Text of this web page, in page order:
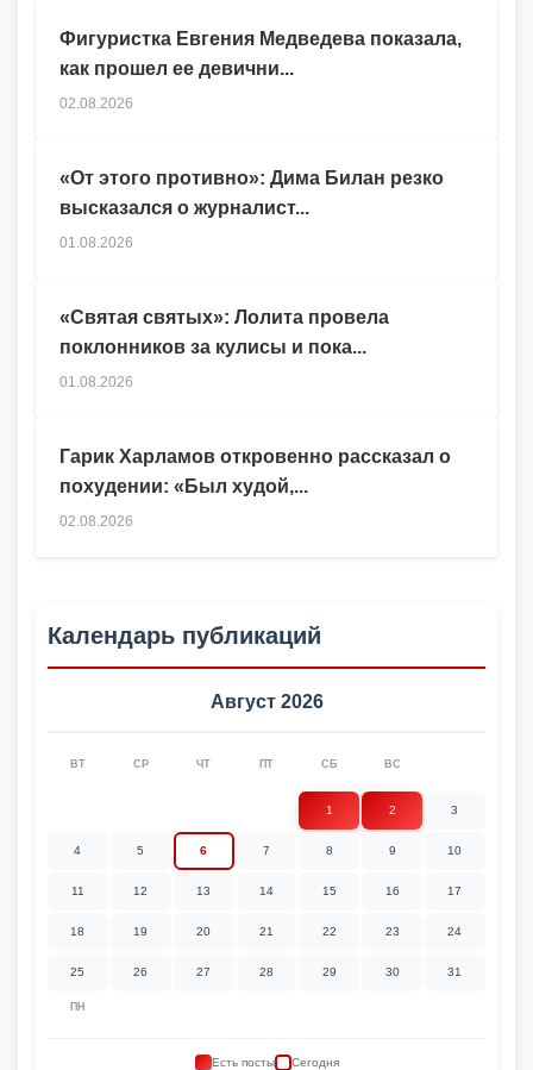
Гарик Харламов откровенно рассказал о
похудении: «Был худой,...
02.08.2026
Фигуристка Евгения Медведева показала,
как прошел ее девични...
02.08.2026
«От этого противно»: Дима Билан резко
высказался о журналист...
01.08.2026
«Святая святых»: Лолита провела
поклонников за кулисы и пока...
01.08.2026
Календарь публикаций
Август 2026
ПН
ВТ СР ЧТ ПТ СБ ВС
1 2 3
4 5 6 7 8 9 10
11 12 13 14 15 16 17
18 19 20 21 22 23 24
25 26 27 28 29 30 31
Есть посты Сегодня